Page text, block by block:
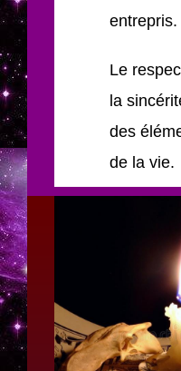
entrepris.
Le
la
des
de la vie.